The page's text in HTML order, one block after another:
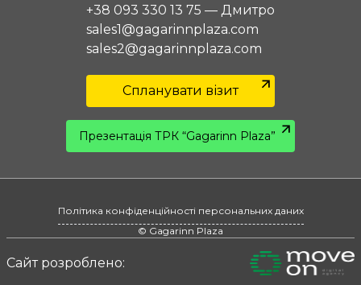
+38 093 330 13 75 — Дмитро
sales1@gagarinnplaza.com
sales2@gagarinnplaza.com
Спланувати візит
Презентація ТРК “Gagarinn Plaza”
Політика конфіденційності персональних даних
© Gagarinn Plaza
Сайт розроблено: